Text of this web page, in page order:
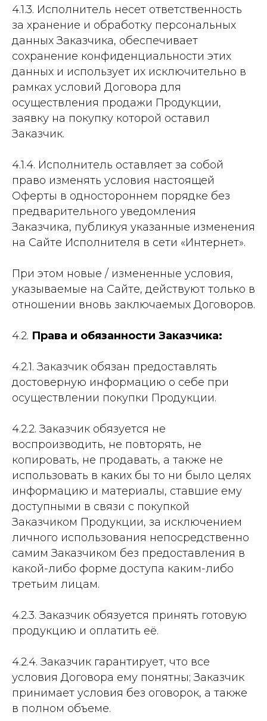
4.1.3. Исполнитель несет ответственность
за хранение и обработку персональных
данных Заказчика, обеспечивает
сохранение конфиденциальности этих
данных и использует их исключительно в
рамках условий Договора для
осуществления продажи Продукции,
заявку на покупку которой оставил
Заказчик.
4.1.4. Исполнитель оставляет за собой
право изменять условия настоящей
Оферты в одностороннем порядке без
предварительного уведомления
Заказчика, публикуя указанные изменения
на Сайте Исполнителя в сети «Интернет».
При этом новые / измененные условия,
указываемые на Сайте, действуют только в
отношении вновь заключаемых Договоров.
4.2. Права и обязанности Заказчика:
4.2.1. Заказчик обязан предоставлять
достоверную информацию о себе при
осуществлении покупки Продукции.
4.2.2. Заказчик обязуется не
воспроизводить, не повторять, не
копировать, не продавать, а также не
использовать в каких бы то ни было целях
информацию и материалы, ставшие ему
доступными в связи с покупкой
Заказчиком Продукции, за исключением
личного использования непосредственно
самим Заказчиком без предоставления в
какой-либо форме доступа каким-либо
третьим лицам.
4.2.3. Заказчик обязуется принять готовую
продукцию и оплатить её.
4.2.4. Заказчик гарантирует, что все
условия Договора ему понятны; Заказчик
принимает условия без оговорок, а также
в полном объеме.